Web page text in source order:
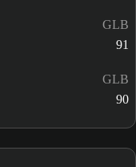
GLB
91
GLB
90